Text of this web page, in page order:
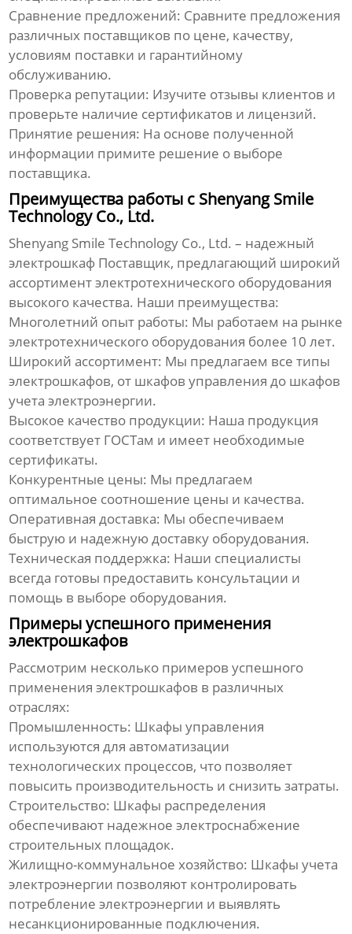
Сравнение предложений: Сравните предложения
различных поставщиков по цене, качеству,
условиям поставки и гарантийному
обслуживанию.
Проверка репутации: Изучите отзывы клиентов и
проверьте наличие сертификатов и лицензий.
Принятие решения: На основе полученной
информации примите решение о выборе
поставщика.
Преимущества работы с Shenyang Smile
Technology Co., Ltd.
Shenyang Smile Technology Co., Ltd. – надежный
электрошкаф Поставщик, предлагающий широкий
ассортимент электротехнического оборудования
высокого качества. Наши преимущества:
Многолетний опыт работы: Мы работаем на рынке
электротехнического оборудования более 10 лет.
Широкий ассортимент: Мы предлагаем все типы
электрошкафов, от шкафов управления до шкафов
учета электроэнергии.
Высокое качество продукции: Наша продукция
соответствует ГОСТам и имеет необходимые
сертификаты.
Конкурентные цены: Мы предлагаем
оптимальное соотношение цены и качества.
Оперативная доставка: Мы обеспечиваем
быструю и надежную доставку оборудования.
Техническая поддержка: Наши специалисты
всегда готовы предоставить консультации и
помощь в выборе оборудования.
Примеры успешного применения
электрошкафов
Рассмотрим несколько примеров успешного
применения электрошкафов в различных
отраслях:
Промышленность: Шкафы управления
используются для автоматизации
технологических процессов, что позволяет
повысить производительность и снизить затраты.
Строительство: Шкафы распределения
обеспечивают надежное электроснабжение
строительных площадок.
Жилищно-коммунальное хозяйство: Шкафы учета
электроэнергии позволяют контролировать
потребление электроэнергии и выявлять
несанкционированные подключения.